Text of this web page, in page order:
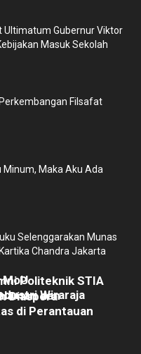
Ultimatum Gubernur Viktor
Masuk Sekolah
Filsafat
Minum, Maka Aku Ada
Selenggarakan Munas
Chandra Jakarta
Wiraraja
Politeknik STIA
dan
Diaspora
di Perantauan